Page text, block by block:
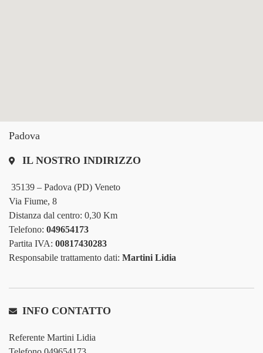
Padova
IL NOSTRO INDIRIZZO
35139 – Padova (PD) Veneto
Via Fiume, 8
Distanza dal centro: 0,30 Km
Telefono: 049654173
Partita IVA: 00817430283
Responsabile trattamento dati: Martini Lidia
INFO CONTATTO
Referente Martini Lidia